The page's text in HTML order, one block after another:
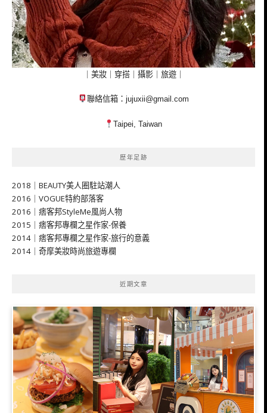
｜美妝｜穿搭｜攝影｜旅遊｜
聯絡信箱： jujuxii@gmail.com
Taipei, Taiwan
歷年足跡
2018｜BEAUTY美人圈駐站潮人
2016｜VOGUE特約部落客
2016｜痞客邦StyleMe風尚人物
2015｜痞客邦專欄之星作家-保養
2014｜痞客邦專欄之星作家-旅行的意義
2014｜奇摩美妝時尚旅遊專欄
近期文章